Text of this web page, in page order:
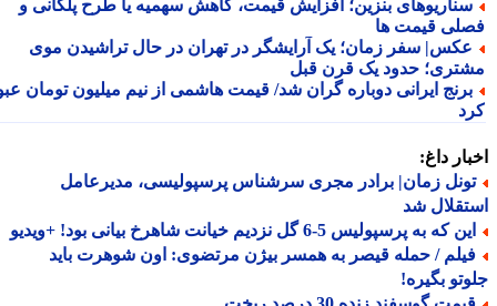
بنزین؛ افزایش قیمت، کاهش سهمیه یا طرح پلکانی و
قیمت ها
سفر زمان؛ یک آرایشگر در تهران در حال تراشیدن موی
حدود یک قرن قبل
ایرانی دوباره گران شد/ قیمت هاشمی از نیم میلیون تومان عبور
داغ:
زمان| برادر مجری سرشناس پرسپولیسی، مدیرعامل
شد
که به پرسپولیس 5-6 گل نزدیم خیانت شاهرخ بیانی بود! +ویدیو
/ حمله قیصر به همسر بیژن مرتضوی: اون شوهرت باید
بگیره!